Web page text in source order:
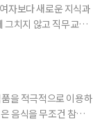
자보다 새로운 지식과
그치지 않고 직무교육
, 가구형태, 일자리 유
을 적극적으로 이용하
음식을 무조건 참기보